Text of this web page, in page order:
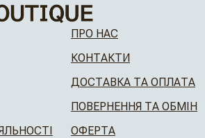
ПРО НАС
КОНТАКТИ
ДОСТАВКА ТА ОПЛАТА
ПОВЕРНЕННЯ ТА ОБМІН
ОФЕРТА